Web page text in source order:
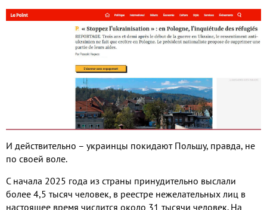
И действительно – украинцы покидают Польшу, правда, не
по своей воле.
С начала 2025 года из страны принудительно выслали
более 4,5 тысяч человек, в реестре нежелательных лиц в
настоящее время числится около 31 тысячи человек. На